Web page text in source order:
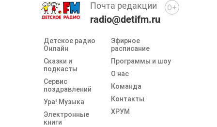
Детское радио
Онлайн
Сказки и
подкасты
Сервис
поздравлений
Ура! Музыка
Электронные
книги
Эфирное
расписание
Программы и шоу
О нас
Команда
Контакты
ХРУМ
Почта редакции
radio@detifm.ru
0+